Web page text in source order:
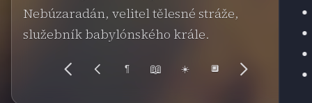
Nebúzaradán, velitel tělesné stráže,
služebník babylónského krále.
¶ 📖 ☀️ 🔲